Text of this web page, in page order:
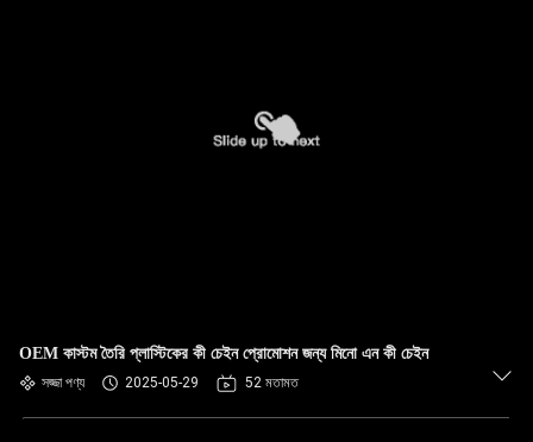
OEM কাস্টম তৈরি প্লাস্টিকের কী চেইন প্রোমোশন জন্য মিনো এন কী চেইন
সজ্জা পণ্য 2025-05-29 52 মতামত